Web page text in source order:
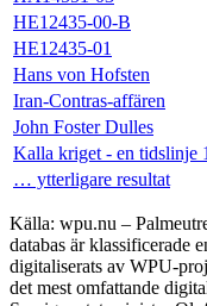
HE12435-00-B
HE12435-01
Hans von Hofsten
Iran-Contras-affären
John Foster Dulles
Kalla kriget - en tidslinje
… ytterligare resultat
Källa: wpu.nu –
databas är klassificerade
digitaliserats av WPU-
det mest omfattande